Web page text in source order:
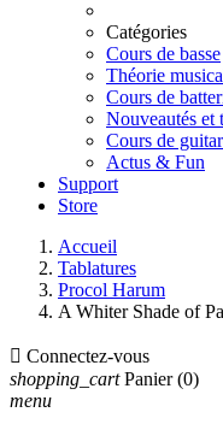
Catégories
Cours de basse
Théorie
Cours de
Nouveautés et
Cours de
Actus & Fun
Support
Store
Accueil
Tablatures
Procol Harum
A Whiter Shade of
 Connectez-vous
shopping_cart Panier (0)
menu